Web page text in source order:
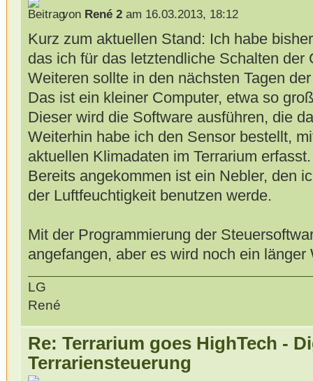
von René 2am 16.03.2013, 18:12
Kurz zum aktuellen Stand: Ich habe
das ich für das letztendliche Schalten der
Weiteren sollte in den nächsten Tagen
Das ist ein kleiner Computer, etwa so
Dieser wird die Software ausführen, die
Weiterhin habe ich den Sensor bestellt,
aktuellen Klimadaten im Terrarium erfasst.
Bereits angekommen ist ein Nebler, den
der Luftfeuchtigkeit benutzen werde.
Mit der Programmierung der
angefangen, aber es wird noch ein
LG
René
Re: Terrarium goes HighTech -
Terrariensteuerung